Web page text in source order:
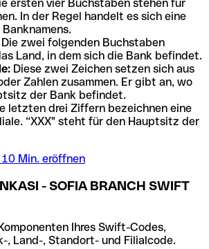
ersten vier Buchstaben stehen für
In der Regel handelt es sich eine
Die zwei folgenden Buchstaben
Land, in dem sich die Bank befindet.
Diese zwei Zeichen setzen sich aus
Zahlen zusammen. Er gibt an, wo
der Bank befindet.
letzten drei Ziffern bezeichnen eine
“XXX" steht für den Hauptsitz der
Min. eröffnen
- SOFIA BRANCH SWIFT
Ihres Swift-Codes,
, Land-, Standort- und Filialcode.